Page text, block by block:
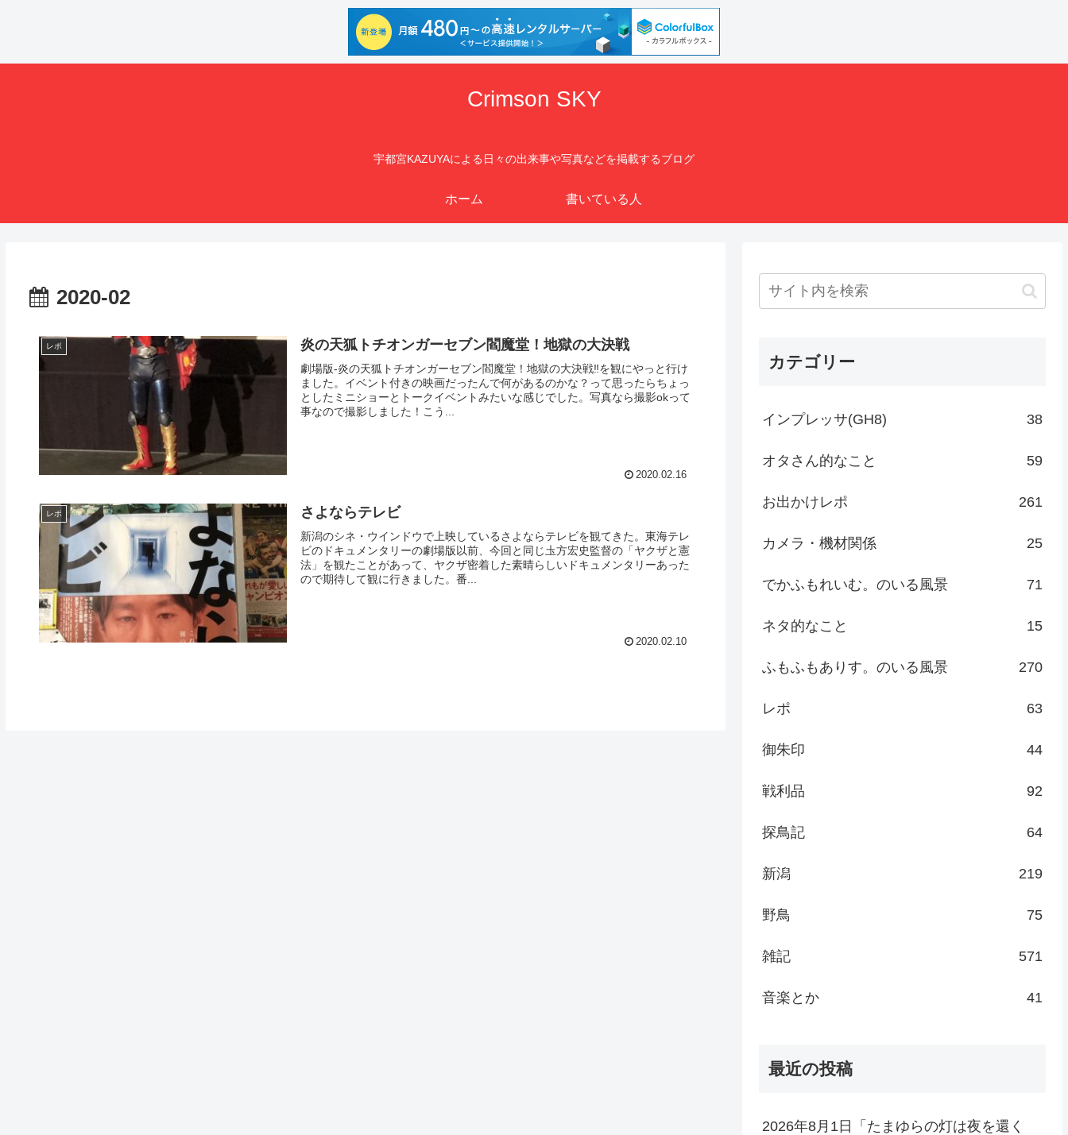
Crimson SKY
宇都宮KAZUYAによる日々の出来事や写真などを掲載するブログ
ホーム 書いている人
2020-02
レポ 炎の天狐トチオンガーセブン閻魔堂！地獄の大決戦
劇場版-炎の天狐トチオンガーセブン閻魔堂！地獄の大決戦‼を観にやっと行け
ました。イベント付きの映画だったんで何があるのかな？って思ったらちょっ
としたミニショーとトークイベントみたいな感じでした。写真なら撮影okって
事なので撮影しました！こう...
2020.02.16
レポ さよならテレビ
新潟のシネ・ウインドウで上映しているさよならテレビを観てきた。東海テレ
ビのドキュメンタリーの劇場版以前、今回と同じ圡方宏史監督の「ヤクザと憲
法」を観たことがあって、ヤクザ密着した素晴らしいドキュメンタリーあった
ので期待して観に行きました。番...
2020.02.10
カテゴリー
インプレッサ(GH8) 38
オタさん的なこと 59
お出かけレポ 261
カメラ・機材関係 25
でかふもれいむ。のいる風景 71
ネタ的なこと 15
ふもふもありす。のいる風景 270
レポ 63
御朱印 44
戦利品 92
探鳥記 64
新潟 219
野鳥 75
雑記 571
音楽とか 41
最近の投稿
2026年8月1日「たまゆらの灯は夜を還く